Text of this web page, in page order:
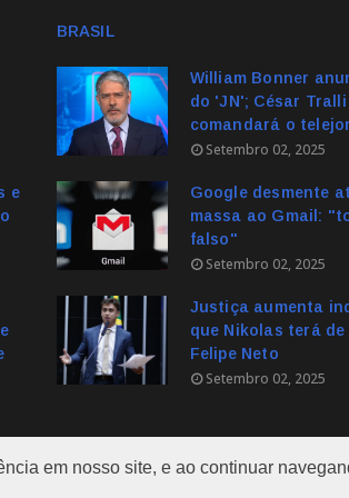
em nosso site, e ao continuar
e
BRASIL
William Bonner
do 'JN'; César Tralli
comandará o
Setembro 02, 2025
Google desmente
massa ao Gmail:
falso"
Setembro 02, 2025
Justiça aumenta
que Nikolas terá
Felipe Neto
Setembro 02, 2025
https://www.am24hs.com/